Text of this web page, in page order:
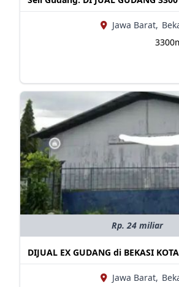
Jawa Barat,
Rp. 24 miliar
DIJUAL EX GUDANG di BEKASI KOTA
Jawa Barat,